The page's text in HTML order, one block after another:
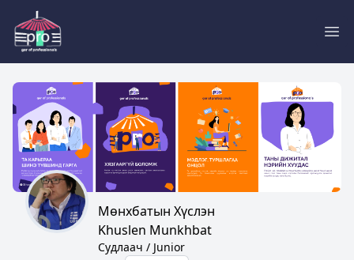
Мөнхбатын Хүслэн
Khuslen Munkhbat
Судлаач / Junior